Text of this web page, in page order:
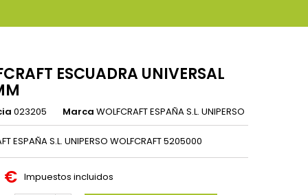
ESCUADRA UNIVERSAL
023205 Marca WOLFCRAFT ESPAÑA S.L. UNIPERSO
ESPAÑA S.L. UNIPERSO WOLFCRAFT 5205000
€ Impuestos incluidos